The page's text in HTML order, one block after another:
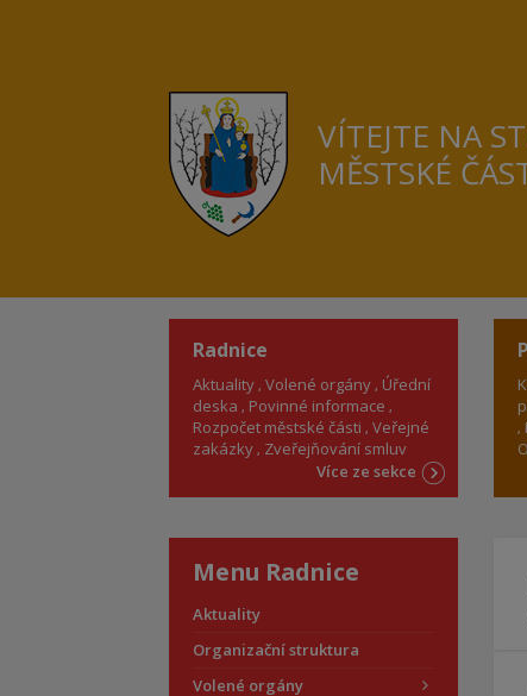
VÍTEJTE NA
MĚSTSKÉ
Radnice
Aktuality Volené orgány Úřední
deska
Povinné informace
Rozpočet městské části Veřejné
zakázky Zveřejňování smluv
Více ze sekce
Menu Radnice
Aktuality
Organizační struktura
Volené orgány